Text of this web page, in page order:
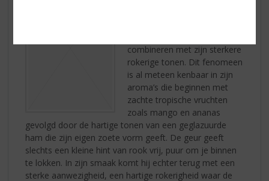
combineren met zijn sterkere
rokerige tonen. Dit fenomeen
is al meteen kenbaar in zijn
aroma’s die beginnen met
zachte tropische vruchten
zoals mango en ananas
gevolgd door de hartige tonen van een geglazuurde
ham die zijn eigen zoete vorm geeft. De geur geeft
slechts een kleine hint van rook vrij, puur om je binnen
te lokken. In zijn smaak komt hij echter terug met een
sterke aanwezigheid, een hartige rokerigheid waar de